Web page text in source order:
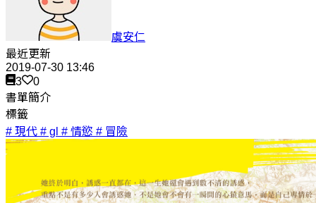
虞安仁
最近更新
2019-07-30 13:46
3
0
書單簡介
標籤
# 現代 # gl # 情慾 # 冒險